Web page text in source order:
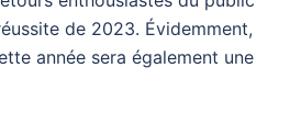
de 2023. Évidemment,
année sera également une